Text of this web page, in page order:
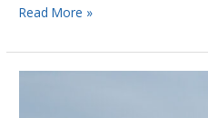
Read More »